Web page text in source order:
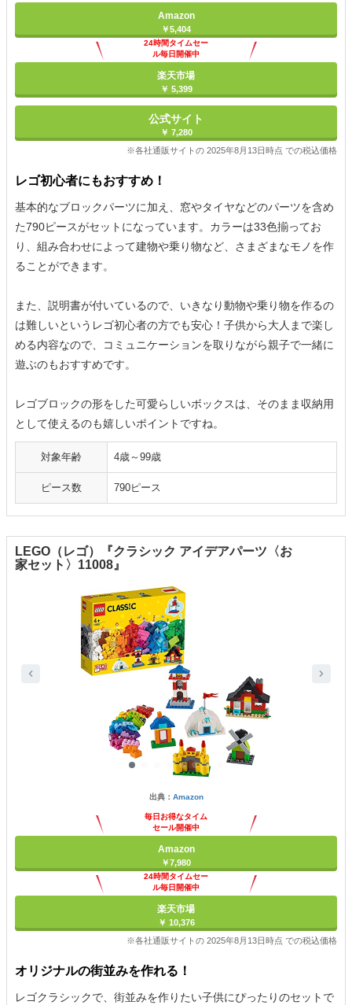
Amazon
￥5,404
24時間タイムセー
ル毎日開催中
楽天市場
￥ 5,399
公式サイト
￥ 7,280
※各社通販サイトの 2025年8月13日時点 での税込価格
レゴ初心者にもおすすめ！
基本的なブロックパーツに加え、窓やタイヤなどのパーツを含め
た790ピースがセットになっています。カラーは33色揃ってお
り、組み合わせによって建物や乗り物など、さまざまなモノを作
ることができます。
また、説明書が付いているので、いきなり動物や乗り物を作るの
は難しいというレゴ初心者の方でも安心！子供から大人まで楽し
める内容なので、コミュニケーションを取りながら親子で一緒に
遊ぶのもおすすめです。
レゴブロックの形をした可愛らしいボックスは、そのまま収納用
として使えるのも嬉しいポイントですね。
対象年齢 4歳～99歳
ピース数 790ピース
LEGO（レゴ）『クラシック アイデアパーツ〈お
家セット〉11008』
出典： Amazon
毎日お得なタイム
セール開催中
Amazon
￥7,980
24時間タイムセー
ル毎日開催中
楽天市場
￥ 10,376
※各社通販サイトの 2025年8月13日時点 での税込価格
オリジナルの街並みを作れる！
レゴクラシックで、街並みを作りたい子供にぴったりのセットで